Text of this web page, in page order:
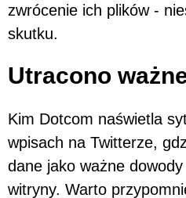
zwrócenie ich plików -
skutku.
Utracono
Kim Dotcom naświetla
wpisach na Twitterze,
dane jako ważne
witryny. Warto